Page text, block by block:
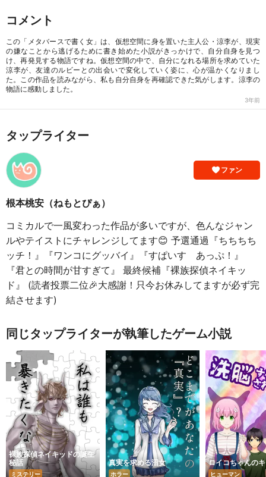
コメント
この「メタバースで書く女」は、仮想空間に身を置いた主人公・涼李が、現実
の嫌なことから逃げるために書き始めた小説がきっかけで、自分自身を見つ
け、再発見する物語ですね。仮想空間の中で、自分になれる場所を求めていた
涼李が、友達のルビーとの出会いで変化していく姿に、心が温かくなりまし
た。この作品を読みながら、私も自分自身を再確認できた気がします。涼李の
物語に感動しました。
3年前
タップライター
ファン
根本桃安（ねもとぴぁ）
コミカルで一風変わった作品が多いですが、色んなジャン
ルやテイストにチャレンジしてます😊 予選通過『ちちちち
ッチ！』『ワンコにグッバイ』『すぱいす あっぷ！』
『君との時間が甘すぎて』 最終候補『裸族探偵ネイキッ
ド』 (読者投票二位🎉大感謝！只今お休みしてますが必ず完
結させます)
同じタップライターが執筆したゲーム小説
裸族探偵ネイキッドの誕生
秘話
ミステリー
真実を求める沼女
ホラー
ロイコちゃんの
ヒューマン